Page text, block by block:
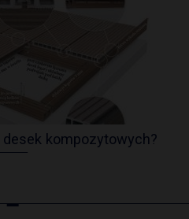
kompozytowych?